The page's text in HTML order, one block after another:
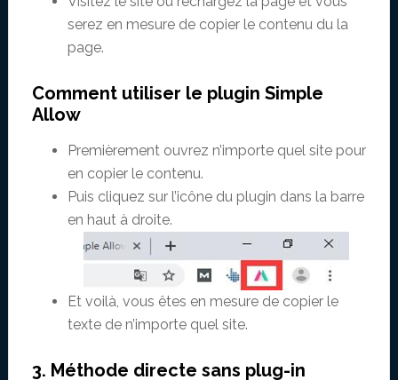
serez en mesure de copier le contenu du la
page.
Comment utiliser le plugin Simple
Allow
Premièrement ouvrez n’importe quel site pour
en copier le contenu.
Puis cliquez sur l’icône du plugin dans la barre
en haut à droite.
Et voilà, vous êtes en mesure de copier le
texte de n’importe quel site.
3. Méthode directe sans plug-in